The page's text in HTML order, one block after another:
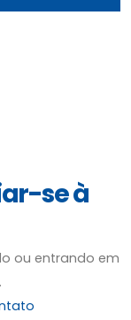
se à
ou entrando em